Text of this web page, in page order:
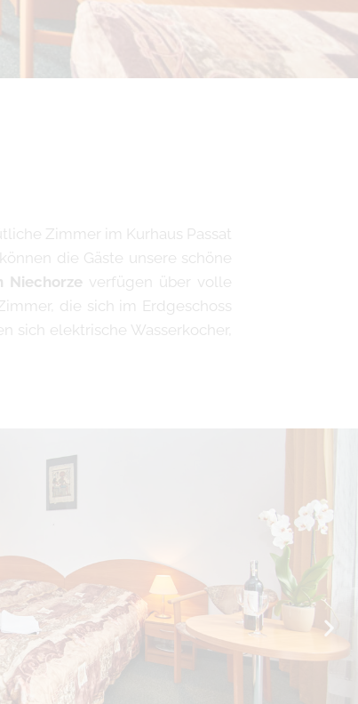
Zimmer im Kurhaus Passat
die Gäste unsere schöne
Niechorze verfügen über volle
die sich im Erdgeschoss
elektrische Wasserkocher,